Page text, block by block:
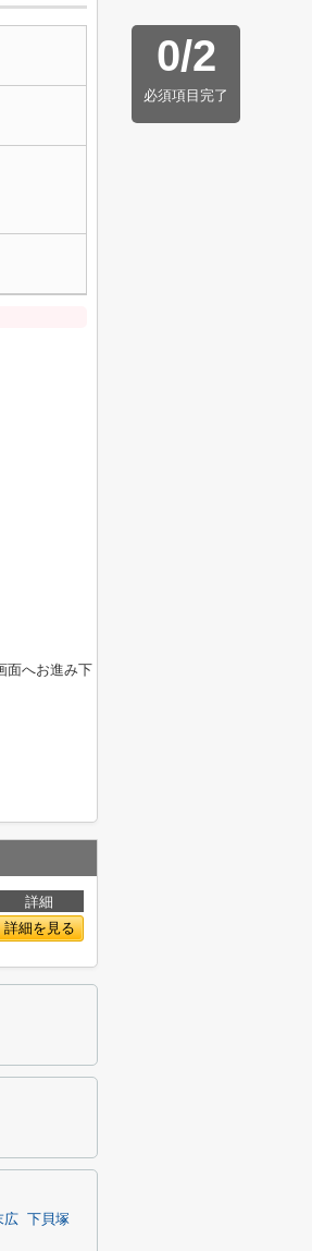
0/2
必須項目完了
面へお進み下
詳細
詳細を見る
広
下貝塚